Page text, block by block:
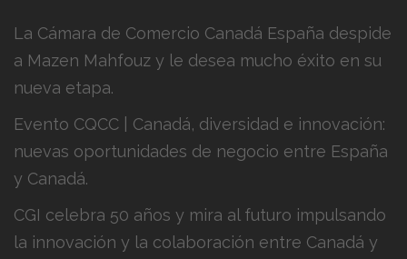
La Cámara de Comercio Canadá España despide
a Mazen Mahfouz y le desea mucho éxito en su
nueva etapa.
Evento CQCC | Canadá, diversidad e innovación:
nuevas oportunidades de negocio entre España
y Canadá.
CGI celebra 50 años y mira al futuro impulsando
la innovación y la colaboración entre Canadá y